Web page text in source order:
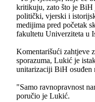
kritikuju, zato što je BiH
politički, vjerski i
medijima pred početak
fakultetu Univerziteta u
Komentarišući zahtjeve
sporazuma, Lukić je
unitarizaciji BiH osuđen
"Samo ravnopravnost
poručio je Lukić.